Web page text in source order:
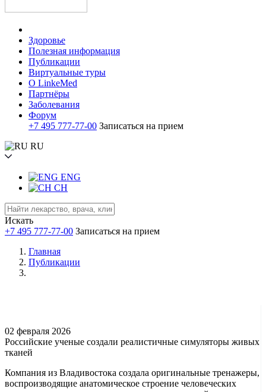
Здоровье
Полезная информация
Публикации
Виртуальные туры
О LinkeMed
Партнёры
Заболевания
Форум
+7 495 777-77-00 Записаться на прием
RU
ENG
CH
Искать
+7 495 777-77-00 Записаться на прием
Главная
Публикации
02 февраля 2026
Российские ученые создали реалистичные симуляторы живых
тканей
Компания из Владивостока создала оригинальные тренажеры,
воспроизводящие анатомическое строение человеческих